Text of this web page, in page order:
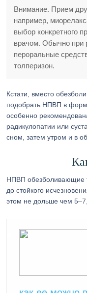
Внимание. Прием
например,
выбор конкретного
врачом. Обычно при
пероральные
толперизон.
Кстати, вместо
подобрать НПВП в
особенно
радикулопатии или
сном, затем утром и в
НПВП обезболивающие
до стойкого
этом не дольше чем